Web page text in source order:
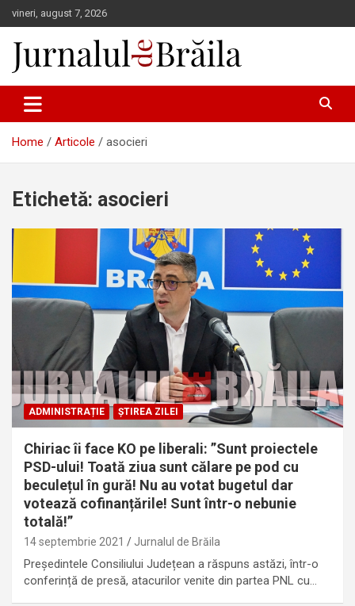
Skip
to
content
vineri, august 7, 2026
Jurnalul de Brăila
Home Articole asocieri
Etichetă: asocieri
ADMINISTRAȚIE ȘTIREA ZILEI
Chiriac îi face KO pe liberali: ”Sunt proiectele
PSD-ului! Toată ziua sunt călare pe pod cu
beculețul în gură! Nu au votat bugetul dar
votează cofinanțările! Sunt într-o nebunie
totală!”
14 septembrie 2021 Jurnalul de Brăila
Președintele Consiliului Județean a răspuns astăzi, într-o
conferință de presă, atacurilor venite din partea PNL cu…